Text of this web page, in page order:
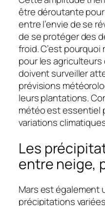
être déroutante
entre l’envie de se
de se protéger des
froid. C’est
pour les
doivent surveiller
prévisions
leurs plantations.
météo est essentiel
variations
Les
entre neige,
Mars est également
précipitations